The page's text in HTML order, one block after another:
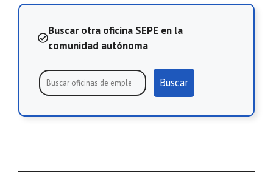
Buscar otra oficina SEPE en la
comunidad autónoma
Buscar